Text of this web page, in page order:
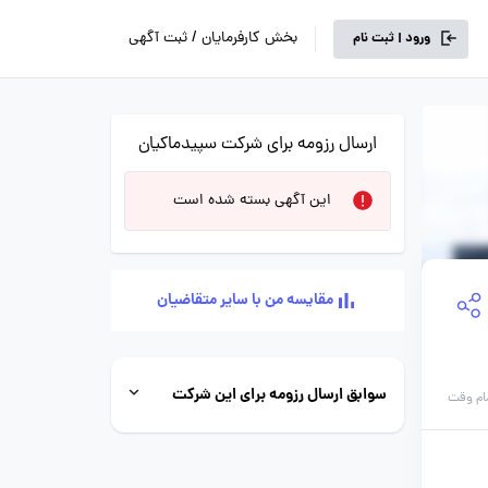
ورود | ثبت نام بخش کارفرمایان / ثبت آگهی
وقت
ارسال رزومه برای شرکت سپیدماکیان
این آگهی بسته شده است
مقایسه من با سایر متقاضیان
سوابق ارسال رزومه برای این شرکت